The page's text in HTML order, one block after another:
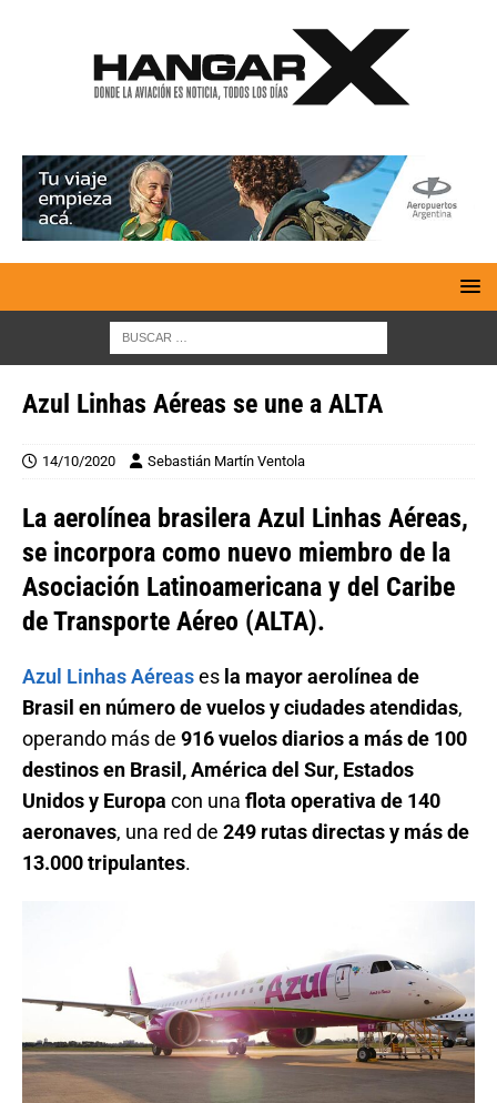
Azul Linhas Aéreas se une a ALTA
14/10/2020 Sebastián Martín Ventola
La aerolínea brasilera Azul Linhas Aéreas,
se incorpora como nuevo miembro de la
Asociación Latinoamericana y del Caribe
de Transporte Aéreo (ALTA).
Azul Linhas Aéreases la mayor aerolínea de
Brasil en número de vuelos y ciudades atendidas,
operando más de 916 vuelos diarios a más de 100
destinos en Brasil, América del Sur, Estados
Unidos y Europa con una flota operativa de 140
aeronaves, una red de 249 rutas directas y más de
13.000 tripulantes.